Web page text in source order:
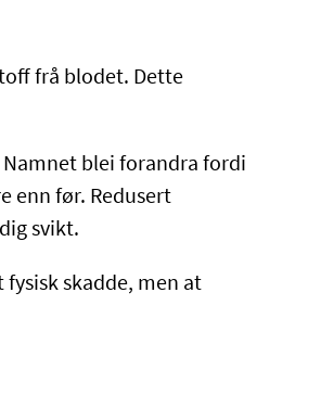
frå blodet. Dette
blei forandra fordi
enn før. Redusert
svikt.
skadde, men at